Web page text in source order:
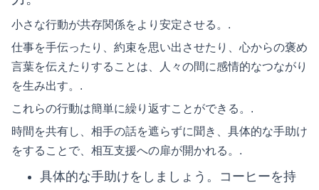
小さな行動が共存関係をより安定させる。.
仕事を手伝ったり、約束を思い出させたり、心からの褒め
言葉を伝えたりすることは、人々の間に感情的なつながり
を生み出す。.
これらの行動は簡単に繰り返すことができる。.
時間を共有し、相手の話を遮らずに聞き、具体的な手助け
をすることで、相互支援への扉が開かれる。.
具体的な手助けをしましょう。コーヒーを持